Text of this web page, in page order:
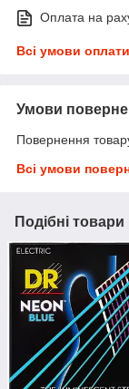
Оплата на
Всі умови оплати
Умови
Повернення
Всі умови
Подібні товари